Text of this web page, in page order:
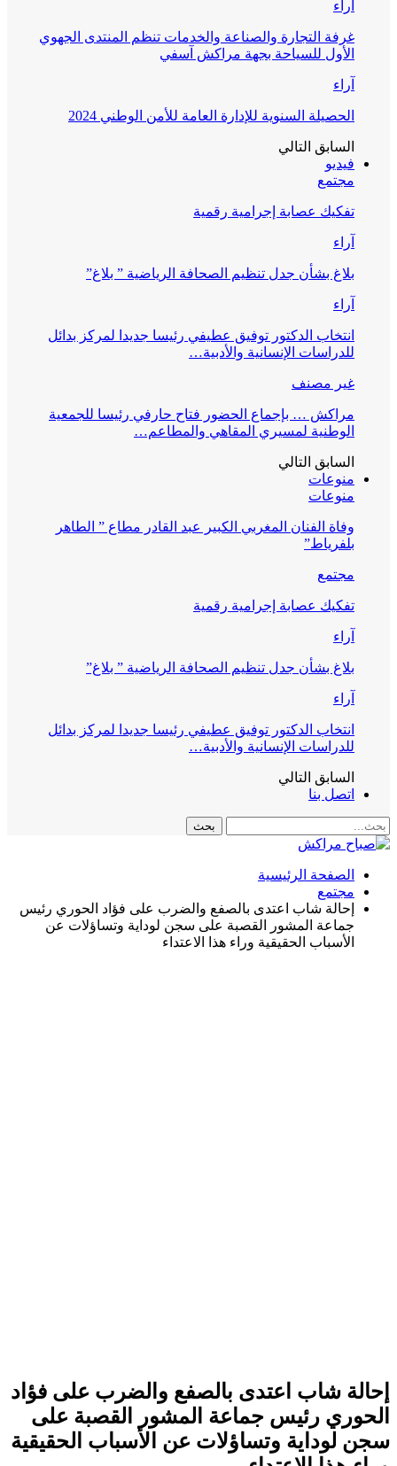
آراء
غرفة التجارة والصناعة والخدمات تنظم المنتدى الجهوي
الأول للسياحة بجهة مراكش آسفي
آراء
الحصيلة السنوية للإدارة العامة للأمن الوطني 2024
السابق التالي
فيديو
مجتمع
تفكيك عصابة إجرامية رقمية
آراء
بلاغ بشأن جدل تنظيم الصحافة الرياضية ” بلاغ”
آراء
انتخاب الدكتور توفيق عطيفي رئيسا جديدا لمركز بدائل
للدراسات الإنسانية والأدبية…
غير مصنف
مراكش … بإجماع الحضور فتاح حارفي رئيسا للجمعية
الوطنية لمسيري المقاهي والمطاعم…
السابق التالي
منوعات
منوعات
وفاة الفنان المغربي الكبير عبد القادر مطاع ” الطاهر
بلفرياط”
مجتمع
تفكيك عصابة إجرامية رقمية
آراء
بلاغ بشأن جدل تنظيم الصحافة الرياضية ” بلاغ”
آراء
انتخاب الدكتور توفيق عطيفي رئيسا جديدا لمركز بدائل
للدراسات الإنسانية والأدبية…
السابق التالي
اتصل بنا
الصفحة الرئيسية
مجتمع
إحالة شاب اعتدى بالصفع والضرب على فؤاد الحوري رئيس
جماعة المشور القصبة على سجن لوداية وتساؤلات عن
الأسباب الحقيقية وراء هذا الاعتداء
إحالة شاب اعتدى بالصفع والضرب على فؤاد
الحوري رئيس جماعة المشور القصبة على
سجن لوداية وتساؤلات عن الأسباب الحقيقية